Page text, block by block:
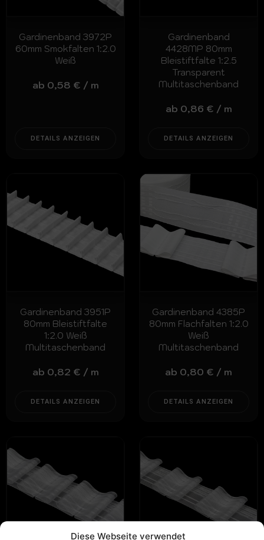
Diese Webseite verwendet
Gardinenband 3972P
60mm Smokfalten 1:2.0
Weiß
ab 0,58 € / m
DETAILS ANZEIGEN
Gardinenband
4428MP 80mm
Bleistiftfalte 1:2.5
Transparent
Multitaschenband
ab 0,86 € / m
DETAILS ANZEIGEN
Gardinenband 3951P
80mm Bleistiftfalte
1:2.0 Weiß
Multitaschenband
ab 0,82 € / m
DETAILS ANZEIGEN
Gardinenband 4385P
80mm Flachfalten 1:2.0
Weiß
Multitaschenband
ab 0,80 € / m
DETAILS ANZEIGEN